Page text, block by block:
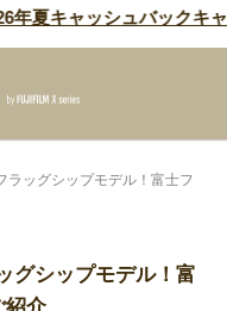
夏キャッシュバックキャ
ラッグシップモデル！富士フ
グシップモデル！富